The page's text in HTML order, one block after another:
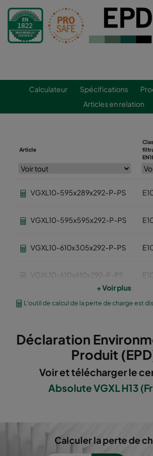
Calculateur Spécifications
Articles en relation
Article
VGXL10-595x289x292-P-PS
VGXL10-595x595x292-P-PS
VGXL10-610x305x292-P-PS
VGXL10-610x610x292-P-PS
VGXXL10-610x305x292-P-PS
VGXL11-595x289x292-P-PS E11
VGXL11-595x595x292-P-PS E11
VGXL11-610x610x292-P-PS E11
+ Voir plus
L'outil de calcul de la perte de charge est
Déclaration
Produit
Voir et télécharger le
Absolute VGXL H13
Calculer la perte de